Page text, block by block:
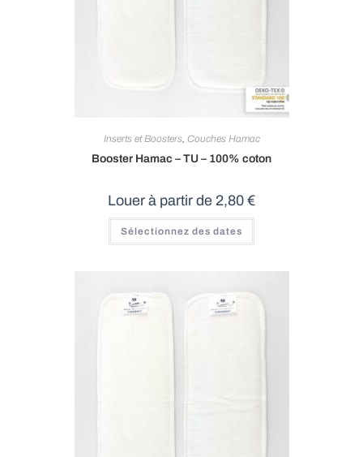
Inserts et Boosters, Couches Hamac
Booster Hamac – TU – 100% coton
Louer à partir de 2,80 €
Sélectionnez des dates